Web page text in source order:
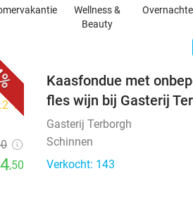
Wellness &
Beauty
star
,50
Kaasfondue met
fles wijn bij Gasterij
Gasterij Terborgh
Schinnen
Verkocht: 143